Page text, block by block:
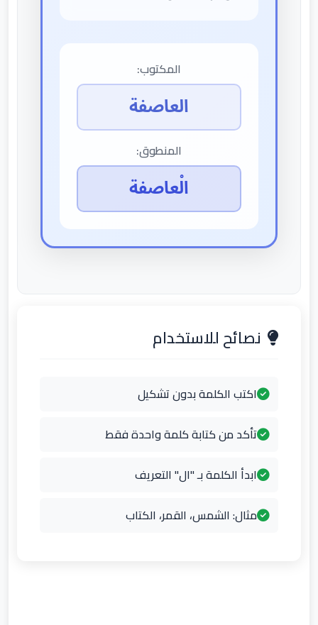
المكتوب:
العاصفة
المنطوق:
الْعاصفة
نصائح للاستخدام
اكتب الكلمة بدون تشكيل
تأكد من كتابة كلمة واحدة فقط
ابدأ الكلمة بـ "ال" التعريف
مثال: الشمس، القمر، الكتاب